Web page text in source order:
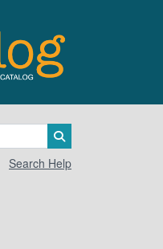
Search Help